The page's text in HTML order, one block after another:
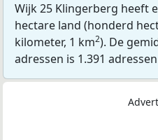
Wijk 25 Klingerberg heeft
hectare land (honderd
kilometer, 1 km2). De
adressen is 1.391